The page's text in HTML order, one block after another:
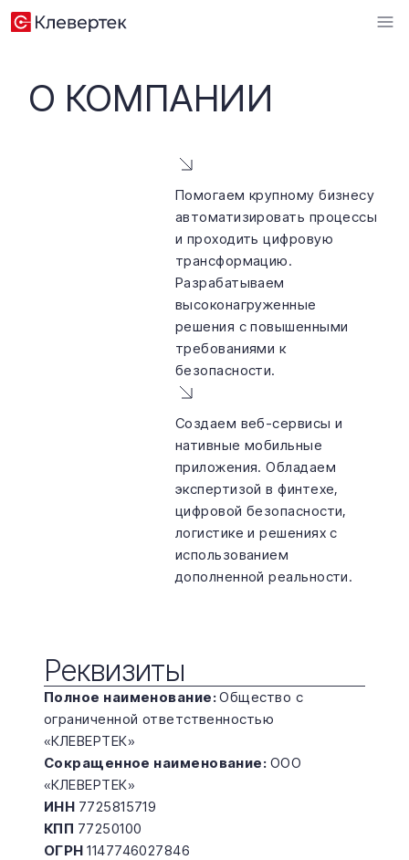
О КОМПАНИИ
Помогаем крупному бизнесу
автоматизировать процессы
и проходить цифровую
трансформацию.
Разрабатываем
высоконагруженные
решения с повышенными
требованиями к
безопасности.
Создаем веб-сервисы и
нативные мобильные
приложения. Обладаем
экспертизой в финтехе,
цифровой безопасности,
логистике и решениях с
использованием
дополненной реальности.
Реквизиты
Полное наименование: Общество с
ограниченной ответственностью
«КЛЕВЕРТЕК»
Сокращенное наименование: ООО
«КЛЕВЕРТЕК»
ИНН 7725815719
КПП 77250100
ОГРН 1147746027846